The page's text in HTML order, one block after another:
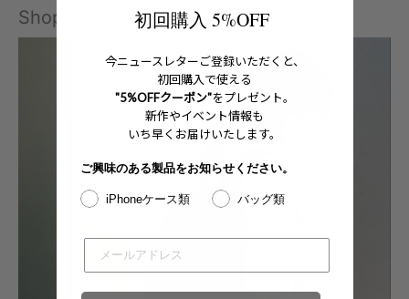
Shop The Look初回購入 5%OFF
今ニュースレターご登録いただくと、
初回購入で使える
"5%OFFクーポン"をプレゼント。
新作やイベント情報も
いち早くお届けいたします。
ご興味のある製品をお知らせください。
iPhoneケース類 バッグ類